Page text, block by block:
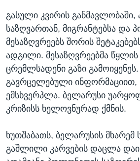
გასული კვირის
საზღვართან, მიგრანტებსა
მესაზღვრეებს შორის
ადგილი. მესაზღვრეებმა
ცრემლსადენი გაზი გამოიყენეს.
გავრცელებული ინფორმაციით,
ემსხვერპლა. ბელარუსი
კრიზისს ხელოვნურად ქმნის.
ხუთშაბათს, ბელარუსის მხარემ
გაშლილი კარვების დაცლა